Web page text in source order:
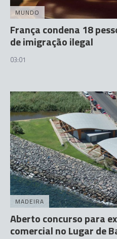
MUNDO
França condena 18
de imigração ilegal
03:01
MADEIRA
Aberto concurso para
comercial no Lugar de